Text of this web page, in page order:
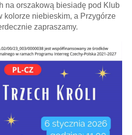
na orszakową biesiadę pod Klub
kolorze niebieskim, a Przygórze
zapraszamy.